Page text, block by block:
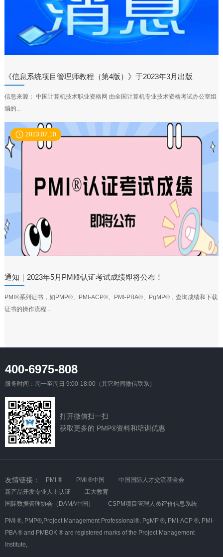
《信息系统项目管理师教程（第4版）》于2023年3月出版
信息来源： 中国计算机技术职业资格网 由全国计算机专业技术资格考试办公室组
编的...
2023.07.10
通知｜2023年5月PMI®认证考试成绩即将公布！
PMI®系列证书，如PMP®、PMI-ACP®、PMI-PBA®、PgMP®，查询成绩和下载
证书的操作流程...
400-6975-808
服务时间：周一至周日 9:00-18:00（其它时间微信联系）
打开微信扫一扫
获取更多的 PMP®资料和培训优惠
友情链接： PMI ® PMI ®中国
中国国际人才交流基金会
新产品开发专业人士认证
工大教育
国际数据管理协会（DAMA中国）
CSPM项目管理人员评价信息系统
PMI ®, PMP®,Project Management Professional®, PgMP ®, PMI-ACP ®, PMI-
PBA ® and PMBOK ® are registered marks of the Project Management
Institute,